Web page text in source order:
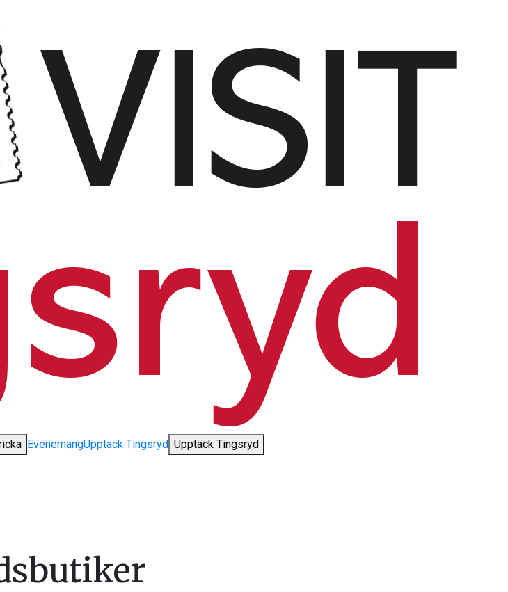
EvenemangUpptäck Tingsryd Upptäck Tingsryd